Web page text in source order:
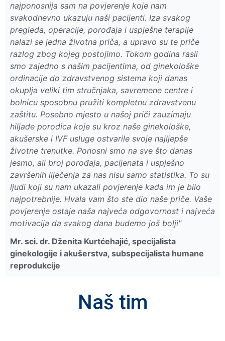
najponosnija sam na povjerenje koje nam
svakodnevno ukazuju naši pacijenti. Iza svakog
pregleda, operacije, porođaja i uspješne terapije
nalazi se jedna životna priča, a upravo su te priče
razlog zbog kojeg postojimo. Tokom godina rasli
smo zajedno s našim pacijentima, od ginekološke
ordinacije do zdravstvenog sistema koji danas
okuplja veliki tim stručnjaka, savremene centre i
bolnicu sposobnu pružiti kompletnu zdravstvenu
zaštitu. Posebno mjesto u našoj priči zauzimaju
hiljade porodica koje su kroz naše ginekološke,
akušerske i IVF usluge ostvarile svoje najljepše
životne trenutke. Ponosni smo na sve što danas
jesmo, ali broj porođaja, pacijenata i uspješno
završenih liječenja za nas nisu samo statistika. To su
ljudi koji su nam ukazali povjerenje kada im je bilo
najpotrebnije. Hvala vam što ste dio naše priče. Vaše
povjerenje ostaje naša najveća odgovornost i najveća
motivacija da svakog dana budemo još bolji"
Mr. sci. dr. Dženita Kurtćehajić, specijalista
ginekologije i akušerstva, subspecijalista humane
reprodukcije
Naš tim